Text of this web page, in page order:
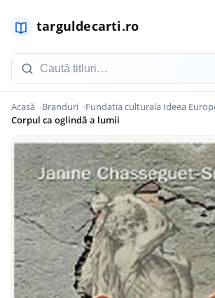
Acasă Branduri
Fundatia culturala Ideea
Corpul ca oglindă a lumii